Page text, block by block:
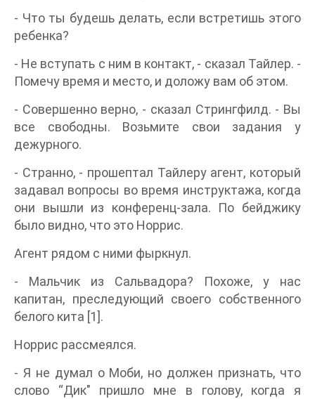
- Что ты будешь делать, если встретишь этого
ребенка?
- Не вступать с ним в контакт, - сказал Тайлер. -
Помечу время и место, и доложу вам об этом.
- Совершенно верно, - сказал Стрингфилд. - Вы
все свободны. Возьмите свои задания у
дежурного.
- Странно, - прошептал Тайлеру агент, который
задавал вопросы во время инструктажа, когда
они вышли из конференц-зала. По бейджику
было видно, что это Норрис.
Агент рядом с ними фыркнул.
- Мальчик из Сальвадора? Похоже, у нас
капитан, преследующий своего собственного
белого кита [1].
Норрис рассмеялся.
- Я не думал о Моби, но должен признать, что
слово “Дик" пришло мне в голову, когда я